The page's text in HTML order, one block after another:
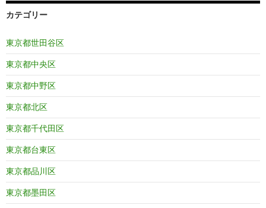
カテゴリー
東京都世田谷区
東京都中央区
東京都中野区
東京都北区
東京都千代田区
東京都台東区
東京都品川区
東京都墨田区